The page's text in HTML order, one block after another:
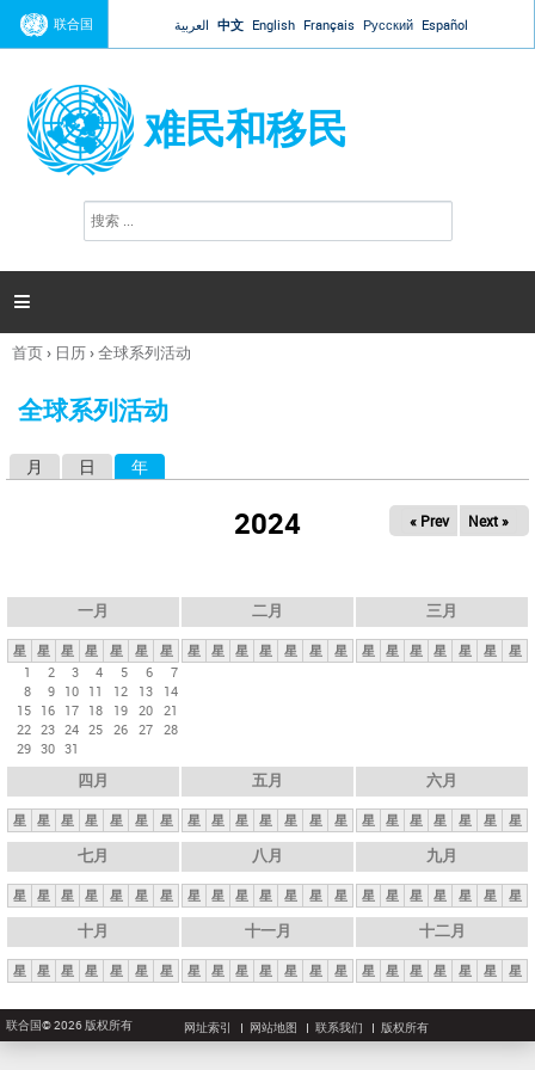
Jump to navigation
联合国 العربية 中文 English Français Русский Español
难民和移民
搜
索

你
这
首页› 日历›全球系列活动
全球系列活动
月 日 年
2024 « Prev Next »
一月
星 星 星 星 星 星
星
1
2 3 4 5 6
7
8
9 10 11 12 13
14
15 16 17 18 19 20 21
22 23 24 25 26 27 28
29 30 31
二月
星 星 星 星 星 星 星
三月
星 星 星 星 星 星 星
四月
星 星 星 星 星 星 星
五月
星 星 星 星 星 星 星
六月
星 星 星 星 星 星 星
七月
星 星 星 星 星 星 星
八月
星 星 星 星 星 星 星
九月
星 星 星 星 星 星 星
十月
星 星 星 星 星 星 星
十一月
星 星 星 星 星 星 星
十二月
星 星 星 星 星 星 星
联合国© 2026 版权所有 网址索引 网站地图 联系我们 版权所有